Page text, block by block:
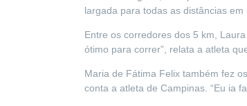
largada para todas as distâncias
Entre os corredores dos 5 km,
ótimo para correr”, relata a atleta
Maria de Fátima Felix também fez
conta a atleta de Campinas. “Eu ia